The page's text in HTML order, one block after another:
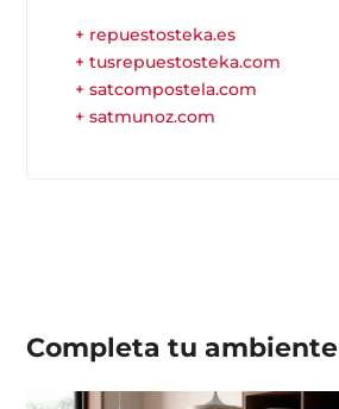
+ repuestosteka.es
+ tusrepuestosteka.com
+ satcompostela.com
+ satmunoz.com
Completa tuambiente